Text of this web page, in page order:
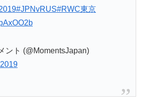
#JPNvRUS#RWC東京
ント (@MomentsJapan)